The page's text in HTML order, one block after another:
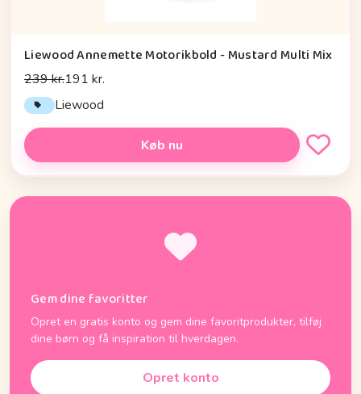
Liewood Annemette Motorikbold - Mustard Multi Mix
239 kr.191 kr.
Liewood
Køb nu
Gem dine favoritter
Opret en gratis konto og gem dine favoritprodukter, tilføj
dine børn og få inspiration til hverdagen.
Opret konto